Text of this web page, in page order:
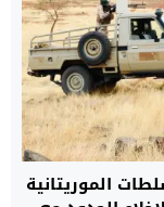
الموريتانية